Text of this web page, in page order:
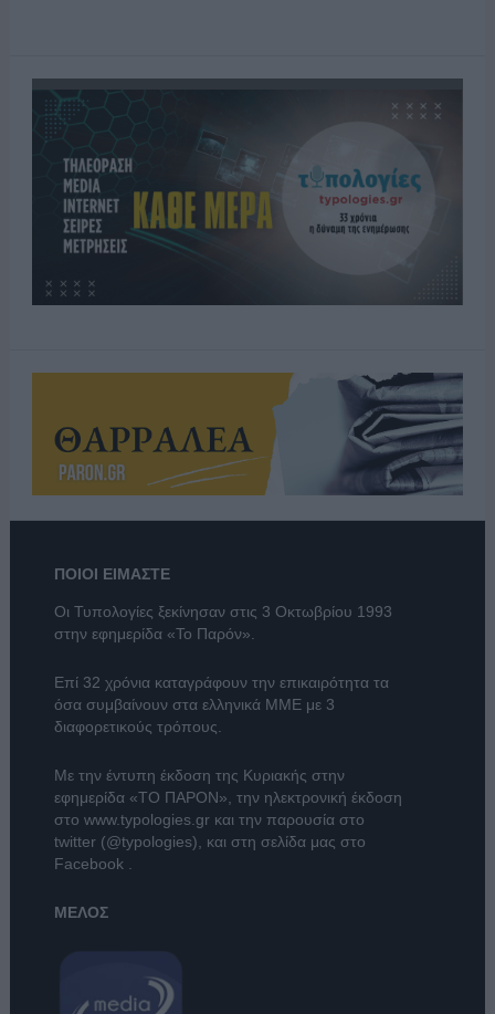
ΠΟΙΟΙ ΕΙΜΑΣΤΕ
Οι Τυπολογίες ξεκίνησαν στις 3 Οκτωβρίου 1993
στην εφημερίδα «Το Παρόν».
Επί 32 χρόνια καταγράφουν την επικαιρότητα τα
όσα συμβαίνουν στα ελληνικά ΜΜΕ με 3
διαφορετικούς τρόπους.
Με την έντυπη έκδοση της Κυριακής στην
εφημερίδα «ΤΟ ΠΑΡΟΝ» , την ηλεκτρονική έκδοση
στο www.typologies.grκαι την παρουσία στο
twitter (@typologies) , και στη σελίδα μας στο
Facebook
ΜΕΛΟΣ